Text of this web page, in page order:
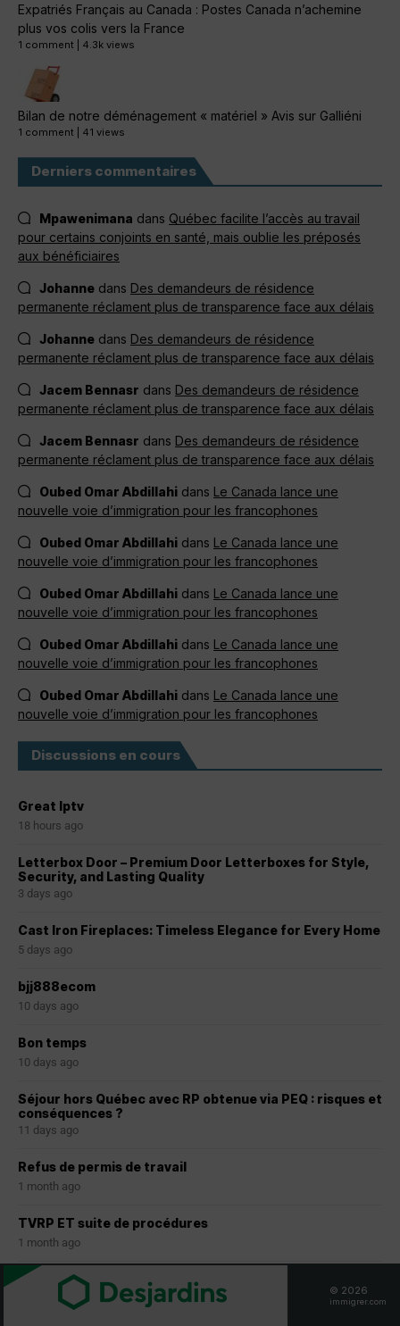
Expatriés Français au Canada : Postes Canada n’achemine
plus vos colis vers la France
1 comment 4.3k views
Bilan de notre déménagement « matériel » Avis sur Galliéni
1 comment 41 views
Derniers commentaires
Mpawenimana dans Québec facilite l’accès au travail
pour certains conjoints en santé, mais oublie les préposés
aux bénéficiaires
Johanne dans Des demandeurs de résidence
permanente réclament plus de transparence face aux délais
Johanne dans Des demandeurs de résidence
permanente réclament plus de transparence face aux délais
Jacem Bennasr dans Des demandeurs de résidence
permanente réclament plus de transparence face aux délais
Jacem Bennasr dans Des demandeurs de résidence
permanente réclament plus de transparence face aux délais
Oubed Omar Abdillahi dans Le Canada lance une
nouvelle voie d’immigration pour les francophones
Oubed Omar Abdillahi dans Le Canada lance une
nouvelle voie d’immigration pour les francophones
Oubed Omar Abdillahi dans Le Canada lance une
nouvelle voie d’immigration pour les francophones
Oubed Omar Abdillahi dans Le Canada lance une
nouvelle voie d’immigration pour les francophones
Oubed Omar Abdillahi dans Le Canada lance une
nouvelle voie d’immigration pour les francophones
Discussions en cours
Great Iptv
18 hours ago
Letterbox Door – Premium Door Letterboxes for Style,
Security, and Lasting Quality
3 days ago
Cast Iron Fireplaces: Timeless Elegance for Every Home
5 days ago
bjj888ecom
10 days ago
Bon temps
10 days ago
Séjour hors Québec avec RP obtenue via PEQ : risques et
conséquences ?
11 days ago
Refus de permis de travail
1 month ago
TVRP ET suite de procédures
1 month ago
TVRP et beugg serveur
1 month ago
© 2026
immigrer.com